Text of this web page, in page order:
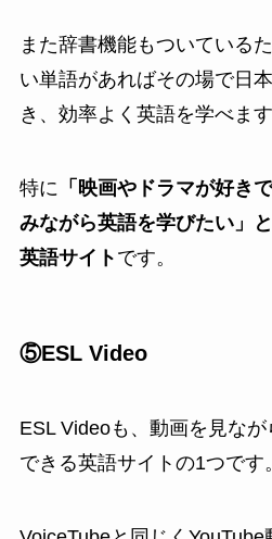
また辞書機能もついている
い単語があればその場で日
き、効率よく英語を学べます
特に 「映画やドラマが好き
みながら英語を学びたい」
英語サイト です。
⑤ESL Video
ESL Videoも、動画を見な
できる英語サイトの1つです。